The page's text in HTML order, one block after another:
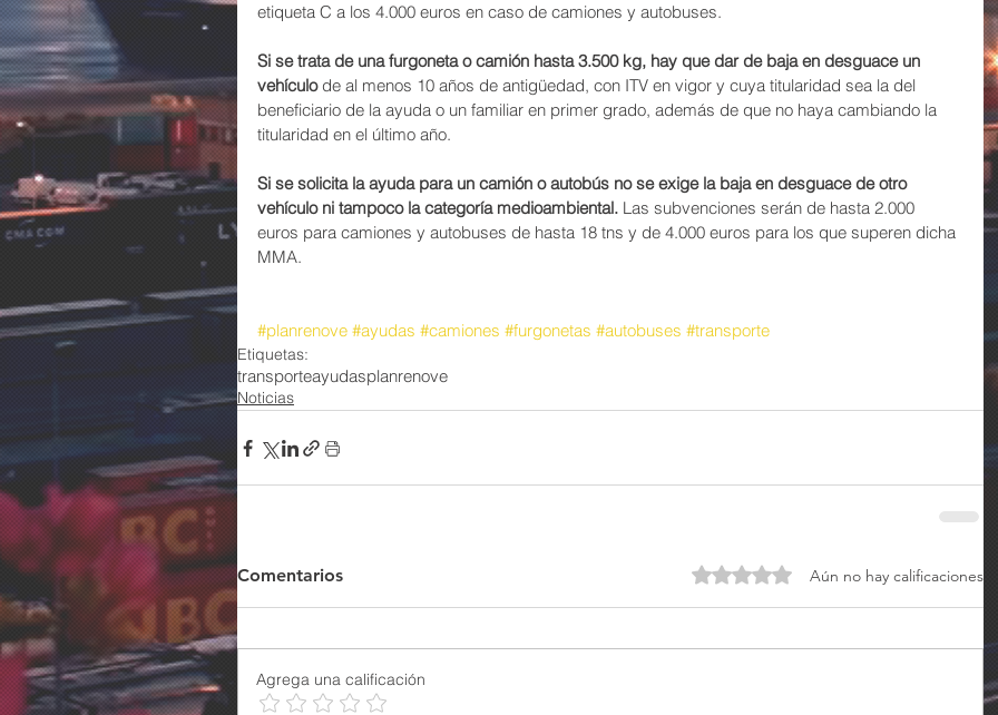
etiqueta C a los 4.000 euros en caso de camiones y autobuses.
Si se trata de una furgoneta o camión hasta 3.500 kg, hay que dar de baja en desguace un
vehículo de al menos 10 años de antigüedad, con ITV en vigor y cuya titularidad sea la del
beneficiario de la ayuda o un familiar en primer grado, además de que no haya cambiando la
titularidad en el último año.
Si se solicita la ayuda para un camión o autobús no se exige la baja en desguace de otro
vehículo ni tampoco la categoría medioambiental. Las subvenciones serán de hasta 2.000
euros para camiones y autobuses de hasta 18 tns y de 4.000 euros para los que superen dicha
MMA.
#planrenove #ayudas #camiones #furgonetas #autobuses #transporte
Etiquetas:
transporteayudasplanrenove
Noticias
Comentarios Obtuvo 0 de 5 estrellas.Aún no hay calificaciones
Agrega una calificación